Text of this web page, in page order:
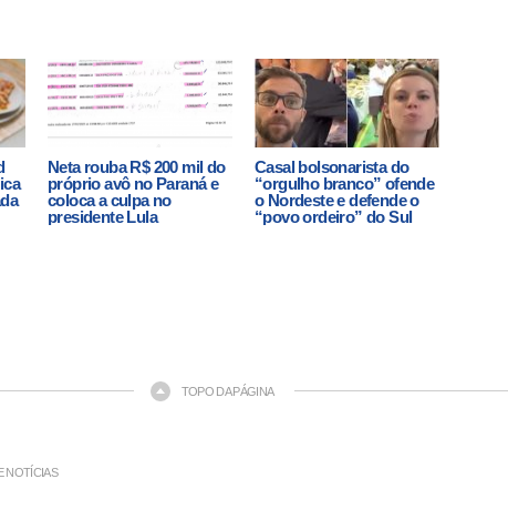
Neta rouba R$ 200 mil do
próprio avô no Paraná e
coloca a culpa no
presidente Lula
Casal bolsonarista do
“orgulho branco” ofende
o Nordeste e defende o
“povo ordeiro” do Sul
TOPO DA PÁGINA
NOTÍCIAS